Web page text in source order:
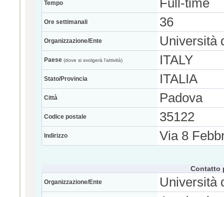
Tempo Full-time
Ore settimanali 36
Organizzazione/Ente Università
Paese (dove si svolgerà l'attività) ITALY
Stato/Provincia ITALIA
Città Padova
Codice postale 35122
Indirizzo Via 8
Contatto
Organizzazione/Ente Università